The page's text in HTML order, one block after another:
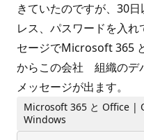
きていたのですが、30
レス、パスワードを入
セージでMicrosoft 365
からこの会社 組織のデ
メッセージが出ます。
Microsoft 365 と Office |
Windows